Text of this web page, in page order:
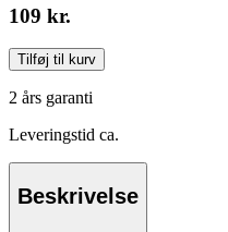
109 kr.
Tilføj til kurv
2 års garanti
Leveringstid ca.
Beskrivelse